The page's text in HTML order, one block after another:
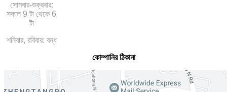
সোমবার-শুক্রবার:
সকাল 9 টা থেকে 6
টা
শনিবার, রবিবার: বন্ধ
কোম্পানির ঠিকানা